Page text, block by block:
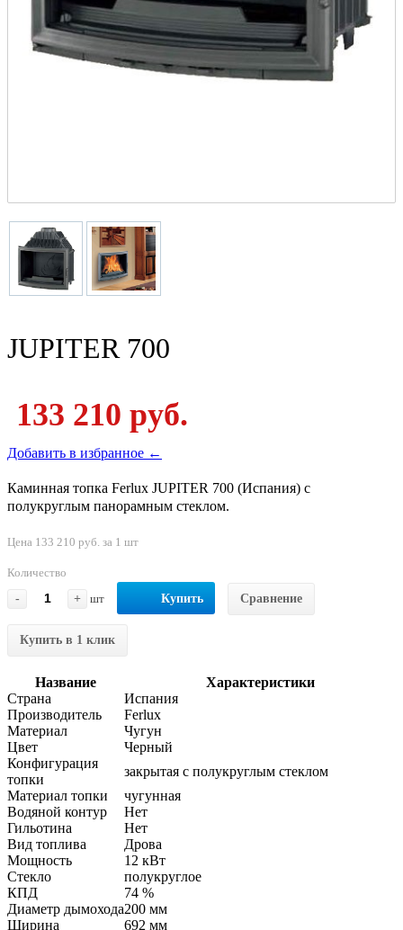
JUPITER 700
133 210 руб.
Добавить в избранное ←
Каминная топка Ferlux JUPITER 700 (Испания) с
полукруглым панорамным стеклом.
Цена 133 210 руб. за 1 шт
Количество
-
+ шт Купить Сравнение
Купить в 1 клик
Название
Характеристики
Страна
Испания
Производитель
Ferlux
Материал
Чугун
Цвет
Черный
Конфигурация
топки
закрытая с полукруглым стеклом
Материал топки
чугунная
Водяной контур
Нет
Гильотина
Нет
Вид топлива
Дрова
Мощность
12 кВт
Стекло
полукруглое
КПД
74 %
Диаметр дымохода200 мм
Ширина
692 мм